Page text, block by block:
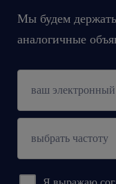
Мы будем держать
аналогичные